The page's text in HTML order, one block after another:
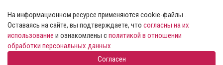
На информационном ресурсе применяются cookie-файлы .
Оставаясь на сайте, вы подтверждаете, что согласны на их
использование и ознакомлены сполитикой в отношении
обработки персональных данных
Согласен